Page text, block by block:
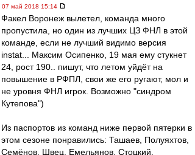
07 май 2018 15:14
Факел Воронеж вылетел, команда много
пропустила, но один из лучших ЦЗ ФНЛ в этой
команде, если не лучший видимо версия
instat... Максим Осипенко, 19 мая ему стукнет
24, рост 190.. пишут, что летом уйдёт на
повышение в РФПЛ, свои же его ругают, мол и
не уровня ФНЛ игрок. Возможно "синдром
Кутепова")
Из паспортов из команд ниже первой пятерки в
этом сезоне понравились: Ташаев, Полуяхтов,
Семёнов, Швец, Емельянов, Стоцкий,